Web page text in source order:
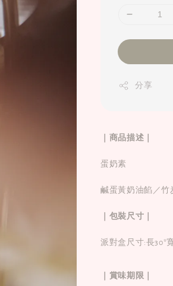
分享
｜商品描述｜
蛋奶素
鹹蛋黃奶油餡／竹
｜包裝尺寸｜
派對盒尺寸:長30*
｜賞味期限｜